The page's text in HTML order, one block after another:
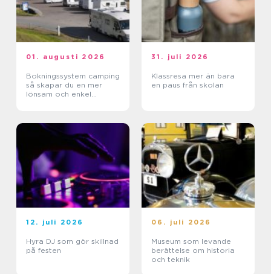
01. augusti 2026
Bokningssystem camping
så skapar du en mer
lönsam och enkel
31. juli 2026
Klassresa mer än bara
en paus från skolan
12. juli 2026
Hyra DJ som gör skillnad
på festen
06. juli 2026
Museum som levande
berättelse om historia
och teknik